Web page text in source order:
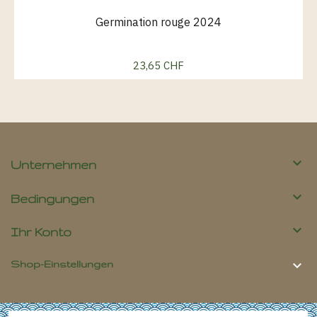
Germination rouge 2024
Preis
23,65 CHF
Unternehmen 
Bedingungen 
Ihr Konto 
Shop-Einstellungen 